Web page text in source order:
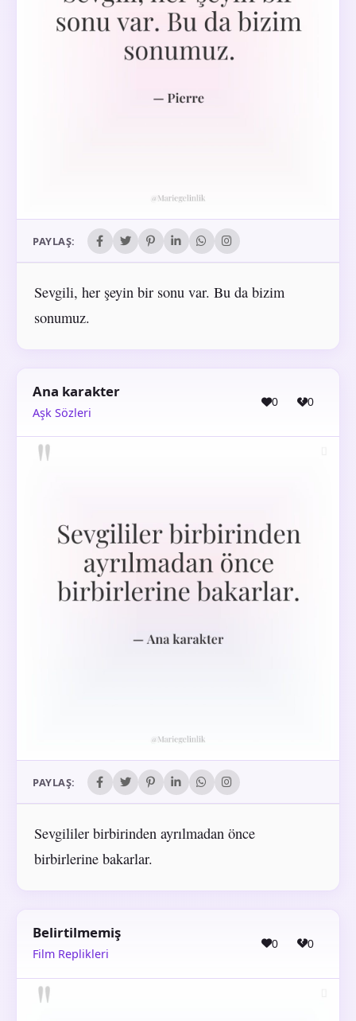
PAYLAŞ:
Sevgili, her şeyin bir sonu var. Bu da bizim
sonumuz.
Ana karakter
Aşk Sözleri
0 0
PAYLAŞ:
Sevgililer birbirinden ayrılmadan önce
birbirlerine bakarlar.
Belirtilmemiş
Film Replikleri
0 0